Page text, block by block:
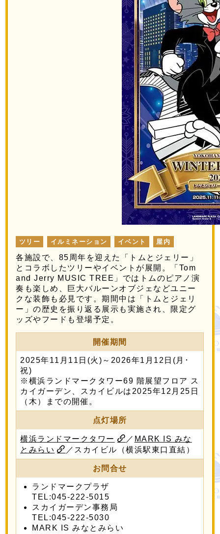
ツリー イルミネーション イベント 屋内
各施設で、85周年を迎えた「トムとジェリー」
とコラボしたツリーやイベントが展開。「Tom
and Jerry MUSIC TREE」ではトムのピアノ演
奏も楽しめ、巨大バルーンオブジェなどユニー
クな装飾も必見です。期間中は「トムとジェリ
ー」の歴史を振り返る展示も実施され、限定グ
ッズやフードも登場予定。
開催期間
2025年11月11日(火)～2026年1月12日(月･
祝)
※横浜ランドマークタワー69 階展望フロア ス
カイガーデン、スカイビルは2025年12月25日
（木）までの開催。
点灯場所
横浜ランドマークタワー ／ MARK IS みな
とみらい
／スカイビル（横浜駅東口直結）
お問合せ
ランドマークプラザ
TEL:045-222-5015
スカイガーデン事務局
TEL:045-222-5030
MARK IS みなとみらい